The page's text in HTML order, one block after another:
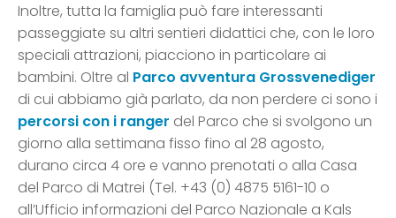
Inoltre, tutta la famiglia può fare interessanti
passeggiate su altri sentieri didattici che, con le loro
speciali attrazioni, piacciono in particolare ai
bambini. Oltre al Parco avventura Grossvenediger
di cui abbiamo già parlato, da non perdere ci sono i
percorsi con i ranger del Parco che si svolgono un
giorno alla settimana fisso fino al 28 agosto,
durano circa 4 ore e vanno prenotati o alla Casa
del Parco di Matrei (Tel. +43 (0) 4875 5161-10 o
all’Ufficio informazioni del Parco Nazionale a Kals